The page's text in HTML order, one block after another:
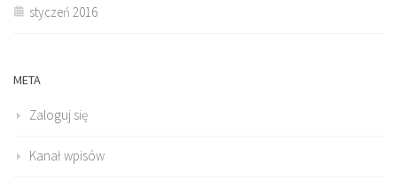
styczeń 2016
META
Zaloguj się
Kanał wpisów